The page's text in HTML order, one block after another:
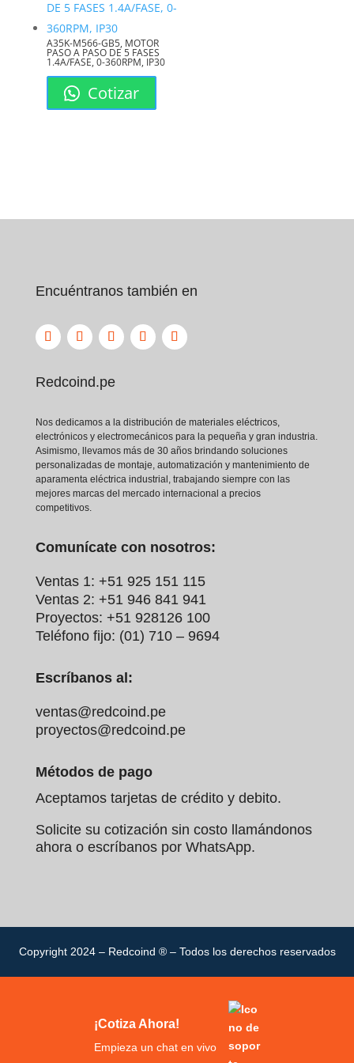
del consumo, asegurando que los
datos obtenidos sean confiables y
reflejen fielmente la realidad
operativa.
Comparativa: ¿Por qué
Elegir el TC.8 de
Clase de
Precisión
Clase 0.5 (Alta
Precisión)
Precisión)
15VA
Variable, a
menor
Fiabilidad
Alta, para
medición de
Media/Baja, para
usos
A35K-M566-GB5, MOTOR
PASO A PASO DE 5 FASES
1.4A/FASE, 0-360RPM, IP30
Cotizar
Encuéntranos también en
Redcoind.pe
Nos dedicamos a la distribución de materiales eléctricos,
electrónicos y electromecánicos para la pequeña y gran industria.
Asimismo, llevamos más de 30 años brindando soluciones
personalizadas de montaje, automatización y mantenimiento de
aparamenta eléctrica industrial, trabajando siempre con las
mejores marcas del mercado internacional a precios
competitivos.
Comunícate con nosotros:
Ventas 1: +51 925 151 115
Ventas 2: +51 946 841 941
Proyectos: +51 928126 100
Teléfono fijo: (01) 710 – 9694
Escríbanos al:
ventas@redcoind.pe
proyectos@redcoind.pe
Métodos de pago
Aceptamos tarjetas de crédito y debito.
Solicite su cotización sin costo llamándonos
ahora o escríbanos por WhatsApp.
Copyright 2024 – Redcoind ® – Todos los derechos reservados
¡Cotiza Ahora!
Empieza un chat en vivo